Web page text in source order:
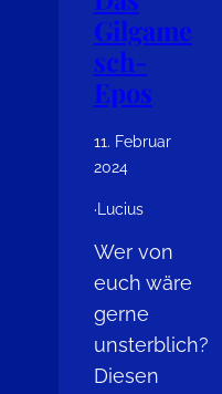
Gilgame
sch-
Epos
11. Februar
2024
·Lucius
Wer von
euch wäre
gerne
unsterblich?
Diesen